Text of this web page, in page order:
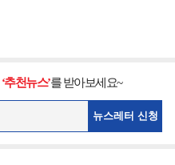
‘추천뉴스’를 받아보세요~
뉴스레터 신청